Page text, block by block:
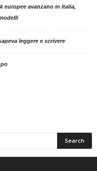
europee avanzano in Italia,
leggere e scrivere